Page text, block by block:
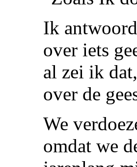
Ik
over iets
al zei ik
over de
We
omdat we